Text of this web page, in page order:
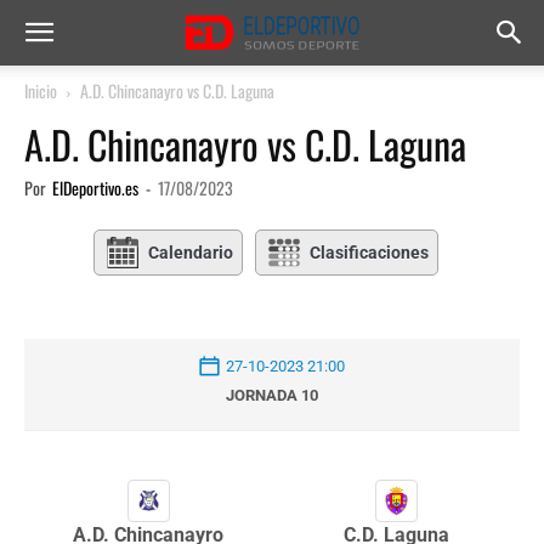
Inicio A.D. Chincanayro vs C.D. Laguna
A.D. Chincanayro vs C.D. Laguna
Por ElDeportivo.es - 17/08/2023
Calendario Clasificaciones
27-10-2023 21:00
JORNADA 10
A.D. Chincanayro C.D. Laguna